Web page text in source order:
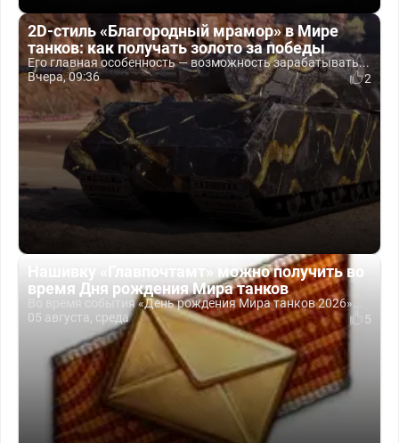
2D-стиль «Благородный мрамор» в Мире
танков: как получать золото за победы
Его главная особенность — возможность зарабатывать...
Вчера, 09:36
2
Нашивку «Главпочтамт» можно получить во
время Дня рождения Мира танков
Во время события «День рождения Мира танков 2026»...
05 августа, среда
5